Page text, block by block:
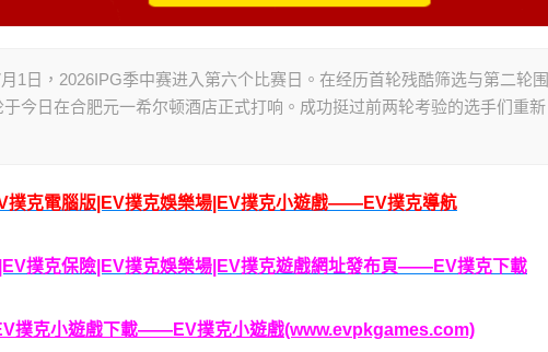
1日，2026IPG季中赛进入第六个比赛日。在经历首轮残酷筛选与第二轮围
今日在合肥元一希尔顿酒店正式打响。成功挺过前两轮考验的选手们重新
撲克電腦版|EV撲克娛樂場|EV撲克小遊戲——EV撲克導航
撲克保險|EV撲克娛樂場|EV撲克遊戲網址發布頁——EV撲克下載
撲克小遊戲下載——EV撲克小遊戲(www.evpkgames.com)